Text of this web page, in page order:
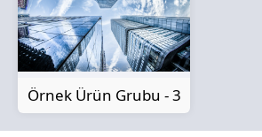
Örnek Ürün Grubu - 3